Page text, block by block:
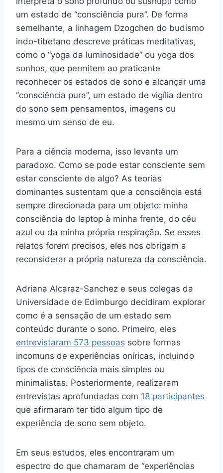
um estado de “consciência pura”. De forma
semelhante, a linhagem Dzogchen do budismo
indo-tibetano descreve práticas meditativas,
como o “yoga da luminosidade” ou yoga dos
sonhos, que permitem ao praticante
reconhecer os estados de sono e alcançar uma
“consciência pura”, um estado de vigília dentro
do sono sem pensamentos, imagens ou
mesmo um senso de eu.
Para a ciência moderna, isso levanta um
paradoxo. Como se pode estar consciente sem
estar consciente de algo? As teorias
dominantes sustentam que a consciência está
sempre direcionada para um objeto: minha
consciência do laptop à minha frente, do céu
azul ou da minha própria respiração. Se esses
relatos forem precisos, eles nos obrigam a
reconsiderar a própria natureza da consciência.
Adriana Alcaraz-Sanchez e seus colegas da
Universidade de Edimburgo decidiram explorar
como é a sensação de um estado sem
conteúdo durante o sono. Primeiro, eles
entrevistaram 573 pessoas sobre formas
incomuns de experiências oníricas, incluindo
tipos de consciência mais simples ou
minimalistas. Posteriormente, realizaram
entrevistas aprofundadas com 18 participantes
que afirmaram ter tido algum tipo de
experiência de sono sem objeto.
Em seus estudos, eles encontraram um
espectro do que chamaram de “experiências